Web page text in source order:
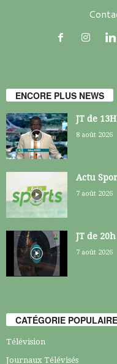
ENCORE PLUS NEWS
JT de
8 août 2026
Actu
7 août 2026
JT de
7 août 2026
CATÉGORIE POPULAIRE
Télévision
Journaux Télévisés